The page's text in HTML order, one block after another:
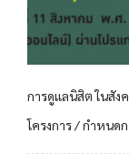
การดูแลนิสิต ในสั
โครงการ / กำหนดก